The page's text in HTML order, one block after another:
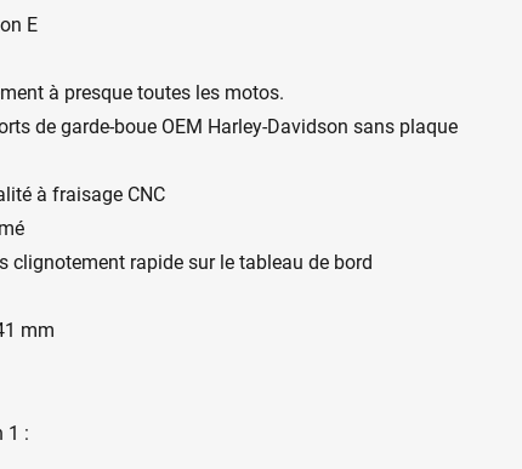
E
à presque toutes les motos.
de garde-boue OEM Harley-Davidson sans plaque
à fraisage CNC
clignotement rapide sur le tableau de bord
mm
1 :